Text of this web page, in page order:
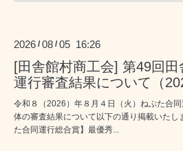
2026 /08 /05 16:26
[田舎館村商工会] 第49回
運行審査結果について（
令和８（2026）年８月４日（火）ねぷた合
体の審査結果について以下の通り掲載いた
た合同運行総合賞】最優秀...